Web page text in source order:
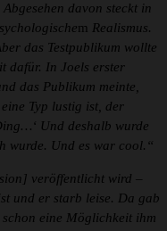
davon steckt in
m Realismus.
das Testpublikum wollte
dafür. In Joels erster
das Publikum meinte,
Typ lustig ist, der
Und deshalb wurde
wurde. Und es war cool.“
veröffentlicht wird –
und er starb leise. Da gab
eine Möglichkeit ihm